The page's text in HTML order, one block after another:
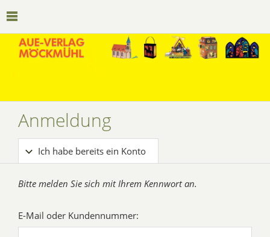
Anmeldung
Ich habe bereits ein Konto
Bitte melden Sie sich mit Ihrem Kennwort an.
E-Mail oder Kundennummer: